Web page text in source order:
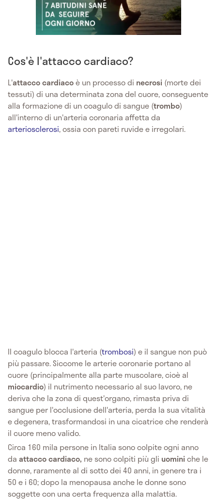
Cos'è l'attacco cardiaco?
L'attacco cardiacoè un processo di necrosi (morte dei
tessuti) di una determinata zona del cuore, conseguente
alla formazione di un coagulo di sangue (trombo)
all'interno di un'arteria coronaria affetta da
arteriosclerosi, ossia con pareti ruvide e irregolari.
Il coagulo blocca l'arteria (trombosi) e il sangue non può
più passare. Siccome le arterie coronarie portano al
cuore (principalmente alla parte muscolare, cioè al
miocardio) il nutrimento necessario al suo lavoro, ne
deriva che la zona di quest'organo, rimasta priva di
sangue per l'occlusione dell'arteria, perda la sua vitalità
e degenera, trasformandosi in una cicatrice che renderà
il cuore meno valido.
Circa 160 mila persone in Italia sono colpite ogni anno
da attacco cardiaco, ne sono colpiti più gli uominiche le
donne, raramente al di sotto dei 40 anni, in genere tra i
50 e i 60; dopo la menopausa anche le donne sono
soggette con una certa frequenza alla malattia.